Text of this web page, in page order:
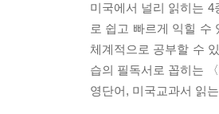
미국에서 널리 읽히는
로 쉽고 빠르게 익힐 수
체계적으로 공부할 수
습의 필독서로 꼽히는
영단어, 미국교과서 읽